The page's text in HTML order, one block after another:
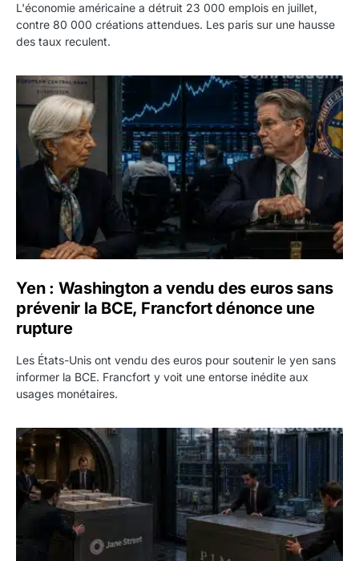
L'économie américaine a détruit 23 000 emplois en juillet,
contre 80 000 créations attendues. Les paris sur une hausse
des taux reculent.
Yen : Washington a vendu des euros sans prévenir la
Yen : Washington a vendu des euros sans
prévenir la BCE, Francfort dénonce une
rupture
Les États-Unis ont vendu des euros pour soutenir le yen sans
informer la BCE. Francfort y voit une entorse inédite aux
usages monétaires.
Jane Street négocie le transfert de 11 milliards de